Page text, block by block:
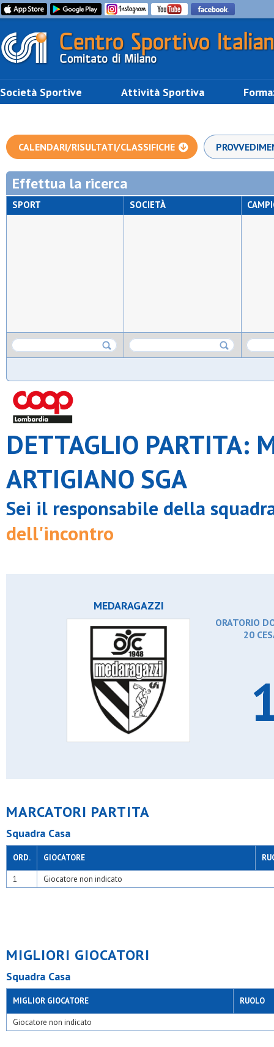
Società Sportive Attività Sportiva
CALENDARI/RISULTATI/CLASSIFICHE
Effettua la ricerca
SPORT SOCIETÀ
DETTAGLIO PARTITA:
ARTIGIANO SGA
Sei il responsabile della
dell'incontro
MEDARAGAZZI
ORATORIO
20
MARCATORI PARTITA
Squadra Casa
ORD. GIOCATORE
1 Giocatore non indicato
MIGLIORI GIOCATORI
Squadra Casa
MIGLIOR GIOCATORE RUOLO
Giocatore non indicato